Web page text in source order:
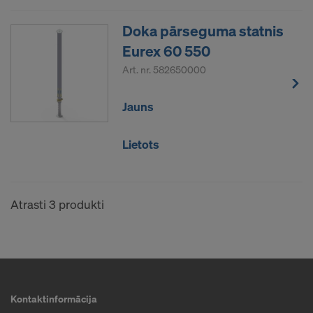
Doka pārseguma statnis
Eurex 60 550
Art. nr. 582650000
Jauns
Lietots
Atrasti 3 produkti
Kontaktinformācija
Valstīs.
Vēlamies jūs informēt, ka 2020. gada 16. jūlija
spriedums (Eiropas Savienības Tiesas spriedums
lietā C-311/18, “Schrems II”) padara spēkā neesošu
ES un ASV privātuma vairoga lēmumu, kas ļāva
pārsūtīt personas datus uz Amerikas Savienotajām
Valstīm. Rezultātā Amerikas Savienotās Valstis kā
Jums kā lietotājam risks, ka personas datu
datiem ASV iestādes var piekļūt uzraudzības un
pret šādu ASV iestāžu rīcību.